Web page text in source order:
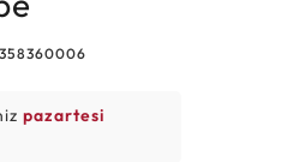
pazartesi